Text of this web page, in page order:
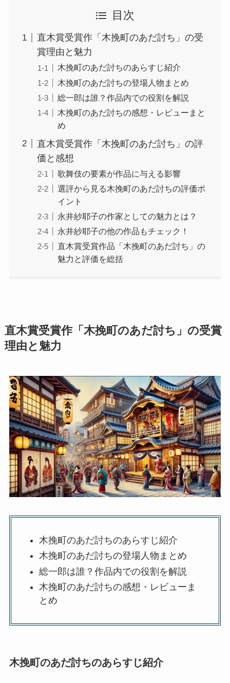
目次
直木賞受賞作「木挽町のあだ討ち」の受
賞理由と魅力
木挽町のあだ討ちのあらすじ紹介
木挽町のあだ討ちの登場人物まとめ
総一郎は誰？作品内での役割を解説
木挽町のあだ討ちの感想・レビューまと
め
直木賞受賞作「木挽町のあだ討ち」の評
価と感想
歌舞伎の要素が作品に与える影響
選評から見る木挽町のあだ討ちの評価ポ
イント
永井紗耶子の作家としての魅力とは？
永井紗耶子の他の作品もチェック！
直木賞受賞作品「木挽町のあだ討ち」の
魅力と評価を総括
直木賞受賞作「木挽町のあだ討ち」の受賞
理由と魅力
木挽町のあだ討ちのあらすじ紹介
木挽町のあだ討ちの登場人物まとめ
総一郎は誰？作品内での役割を解説
木挽町のあだ討ちの感想・レビューま
とめ
木挽町のあだ討ちのあらすじ紹介